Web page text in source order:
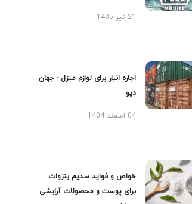
21 تیر 1405
اجاره انبار برای لوازم منزل - جهان
دپو
04 اسفند 1404
خواص و فواید سدیم بنزوات
برای پوست و محصولات آرایشی